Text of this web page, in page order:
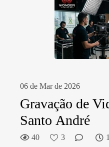
06 de Mar de 2026
Gravação de
Santo André
40 3